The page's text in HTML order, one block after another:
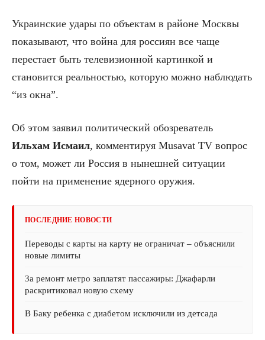
Украинские удары по объектам в районе Москвы
показывают, что война для россиян все чаще
перестает быть телевизионной картинкой и
становится реальностью, которую можно наблюдать
“из окна”.
Об этом заявил политический обозреватель
Ильхам Исмаил, комментируя Musavat TV вопрос
о том, может ли Россия в нынешней ситуации
пойти на применение ядерного оружия.
ПОСЛЕДНИЕ НОВОСТИ
Переводы с карты на карту не ограничат – объяснили
новые лимиты
За ремонт метро заплатят пассажиры: Джафарли
раскритиковал новую схему
В Баку ребенка с диабетом исключили из детсада